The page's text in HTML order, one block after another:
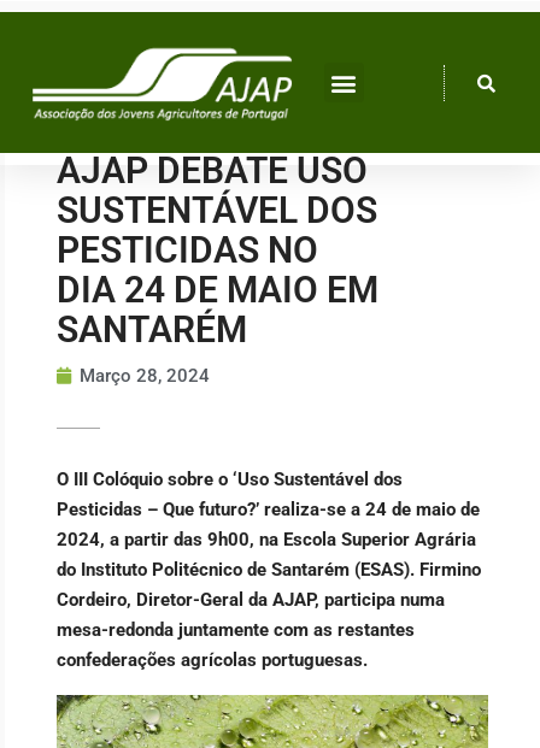
Skip
AJAP DEBATE USO
SUSTENTÁVEL DOS
PESTICIDAS NO
DIA 24 DE MAIO EM
SANTARÉM
Março 28, 2024
O III Colóquio sobre o ‘Uso Sustentável dos
Pesticidas – Que futuro?’ realiza-se a 24 de maio de
2024, a partir das 9h00, na Escola Superior Agrária
do Instituto Politécnico de Santarém (ESAS). Firmino
Cordeiro, Diretor-Geral da AJAP, participa numa
mesa-redonda juntamente com as restantes
confederações agrícolas portuguesas.